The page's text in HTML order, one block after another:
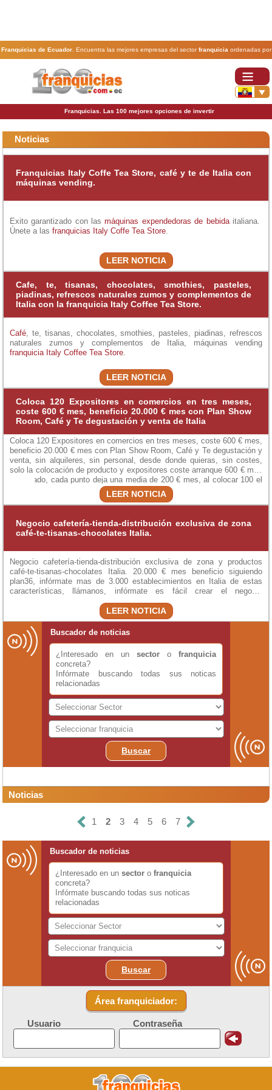
Franquicias de Ecuador. Encuentra las mejores empresas del sectorfranquicia ordenadas por
actividad. En www.100franquicias.com.ec encontrarás las más rentables, baratas y
Franquicias. Las 100 mejores opciones de invertir
Noticias
Franquicias Italy Coffe Tea Store, café y te de Italia con
máquinas vending.
Exito garantizado con las máquinas expendedoras de bebida italiana.
Únete a las franquicias Italy Coffe Tea Store.
LEER NOTICIA
Cafe, te, tisanas, chocolates, smothies, pasteles,
piadinas, refrescos naturales zumos y complementos de
Italia con la franquicia Italy Coffee Tea Store.
Café, te, tisanas, chocolates, smothies, pasteles, piadinas, refrescos
naturales zumos y complementos de Italia, máquinas vending
franquicia Italy Coffee Tea Store.
LEER NOTICIA
Coloca 120 Expositores en comercios en tres meses,
coste 600 € mes, beneficio 20.000 € mes con Plan Show
Room, Café y Te degustación y venta de Italia
Coloca 120 Expositores en comercios en tres meses, coste 600 € mes,
beneficio 20.000 € mes con Plan Show Room, Café y Te degustación y
venta, sin alquileres, sin personal, desde donde quieras, sin costes,
solo la colocación de producto y expositores coste arranque 600 € mes
financiado, cada punto deja una media de 200 € mes, al colocar 100 el
beneficio mes es de 20.000 € menos la financiación mensual de 120
puntos , media de 700 € mes mas IVA, margen 120 por 200 € mes ,
visitas día de media con una visita mes de animación y reposición.
Italy Coffee Tea Store capsulas de café, te, tisanas, chocolates, con
tipo nespreso , Dolce Gusto, grano y otras, damos la formación,
contactar, trabajo fácil de efectuar, los puntos, estancos, gasolineras,
panaderías, peluquerías, concesionarios vehículos, pastelerías,
supermercados, salas de espera, etc., se deja en deposito y sobre el
vendido se cobra los puntos ganan de un 400% en degustaciones a un
25% en venta de producto, el distribuidor sobre coste un 40%,
interesados telefonear, zonas exclusivas. Rellene este formulario para
ponerse en contacto con Italy Coffee Tea
LEER NOTICIA
Negocio cafetería-tienda-distribución exclusiva de zona
café-te-tisanas-chocolates Italia.
Negocio cafetería-tienda-distribución exclusiva de zona y productos
café-te-tisanas-chocolates Italia. 20.000 € mes beneficio siguiendo
plan36, infórmate mas de 3.000 establecimientos en Italia de estas
características, llámanos, infórmate es fácil crear el negocio
transformando bar cerrado en alquiler o bar abierto, información 0034
LEER NOTICIA
Buscador de noticias
¿Interesado en un sector o franquicia
concreta?
Infórmate buscando todas sus noticas
relacionadas
Buscar
Noticias
1 2 3 4 5 6 7
Buscador de noticias
¿Interesado en un sector o franquicia
concreta?
Infórmate buscando todas sus noticas
relacionadas
Buscar
Área franquiciador:
Usuario Contraseña